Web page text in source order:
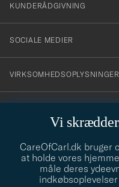
Vi
CareOfCarl.dk bruger
at holde vores
måle deres
KUNDERÅDGIVNING
SOCIALE MEDIER
VIRKSOMHEDSOPLYSNINGER
info@careofcarl.dk
Behøver du hjælp til at
gerne til!
STILRÅD